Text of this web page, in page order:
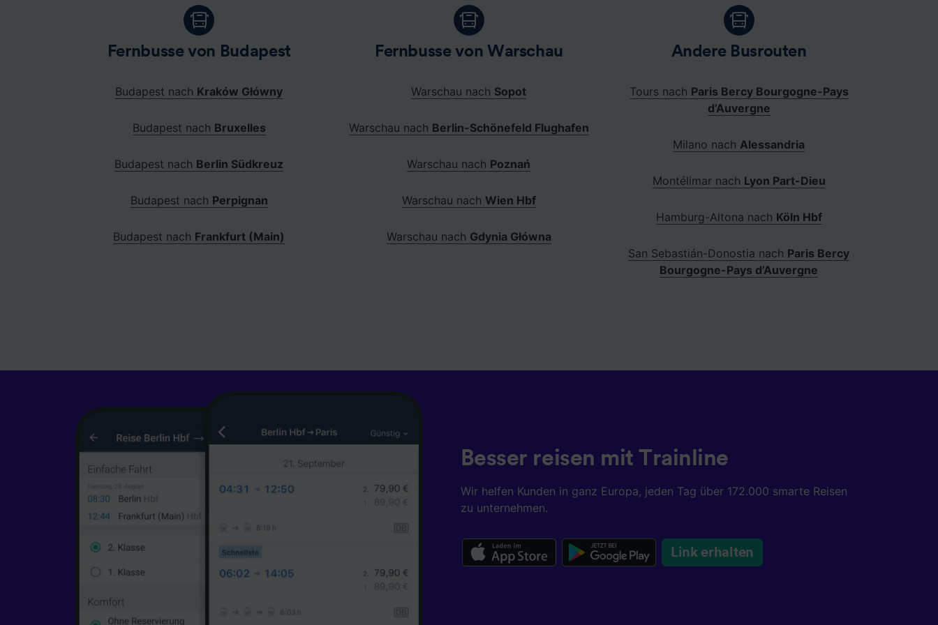
Fernbusse von Budapest
Budapest nach Kraków Główny
Budapest nach Bruxelles
Budapest nach Berlin Südkreuz
Budapest nach Perpignan
Budapest nach Frankfurt (Main)
Fernbusse von Warschau
Warschau nach Sopot
Warschau nach Berlin-Schönefeld Flughafen
Warschau nach Poznań
Warschau nach Wien Hbf
Warschau nach Gdynia Główna
Andere Busrouten
Tours nach Paris Bercy Bourgogne-Pays
d’Auvergne
Milano nachAlessandria
Montélimar nach Lyon Part-Dieu
Hamburg-Altona nach Köln Hbf
San Sebastián-Donostia nach Paris Bercy
Bourgogne-Pays d’Auvergne
Besser reisen mit Trainline
Wir helfen Kunden in ganz Europa, jeden Tag über 172.000 smarte Reisen
zu unternehmen.
Link erhalten